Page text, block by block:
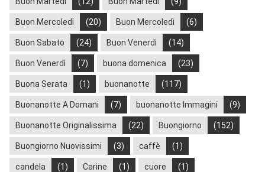
Buon Mercoledi (20) Buon Mercoledì (6)
Buon Sabato (24) Buon Venerdi (14)
Buon Venerdì (7) buona domenica (23)
Buona Serata (1) buonanotte (117)
Buonanotte A Domani (7) buonanotte Immagini (9)
Buonanotte Originalissima (22) Buongiorno (152)
Buongiorno Nuovissimi (3) caffè (1)
candela (1) Carine (1) cuore (1)